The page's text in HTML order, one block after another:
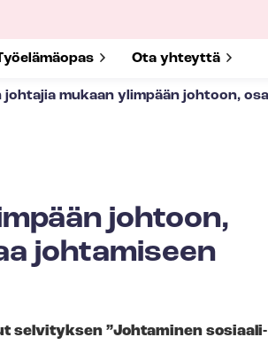
submenu for Show submenu for
Ota yhteyttä
johtajia mukaan ylimpään johtoon,
johtoon,
johtamiseen
selvityksen ”Johtaminen sosiaali-